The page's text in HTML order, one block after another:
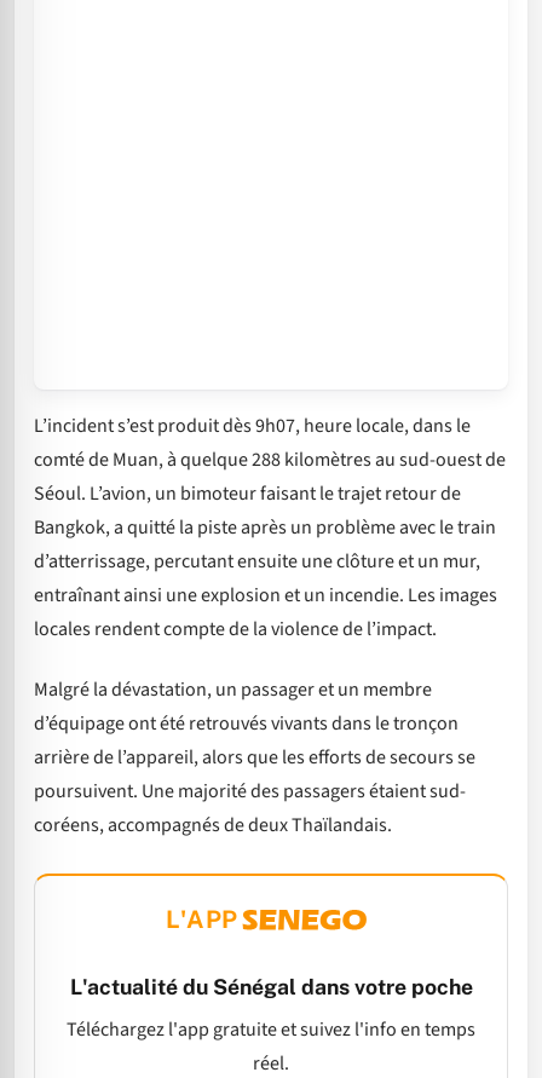
L’incident s’est produit dès 9h07, heure locale, dans le
comté de Muan, à quelque 288 kilomètres au sud-ouest de
Séoul. L’avion, un bimoteur faisant le trajet retour de
Bangkok, a quitté la piste après un problème avec le train
d’atterrissage, percutant ensuite une clôture et un mur,
entraînant ainsi une explosion et un incendie. Les images
locales rendent compte de la violence de l’impact.
Malgré la dévastation, un passager et un membre
d’équipage ont été retrouvés vivants dans le tronçon
arrière de l’appareil, alors que les efforts de secours se
poursuivent. Une majorité des passagers étaient sud-
coréens, accompagnés de deux Thaïlandais.
L'APP
L'actualité du Sénégal dans votre poche
Téléchargez l'app gratuite et suivez l'info en temps
réel.